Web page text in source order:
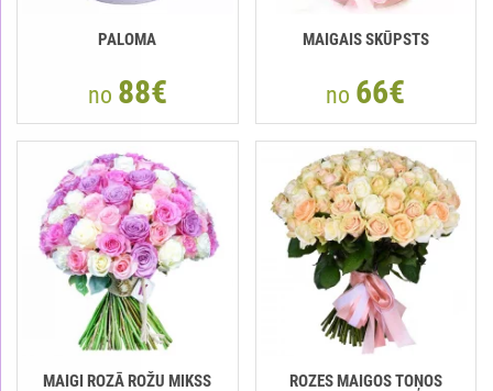
PALOMA
no 88€
MAIGAIS SKŪPSTS
no 66€
MAIGI ROZĀ ROŽU MIKSS ROZES MAIGOS TOŅOS